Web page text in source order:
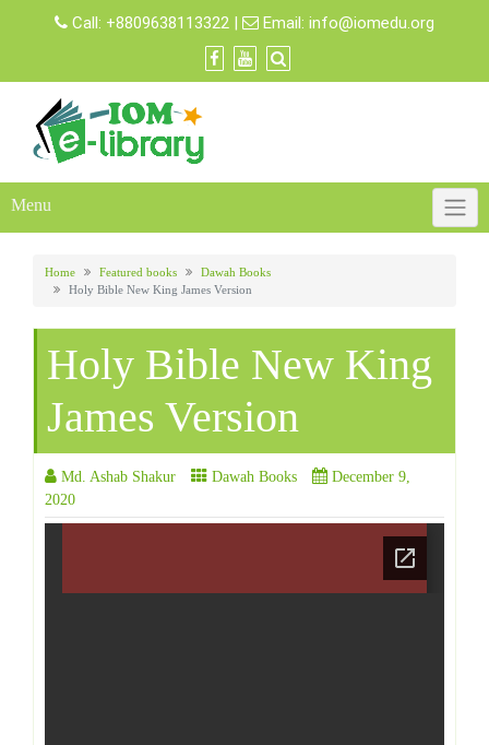
Call: +8809638113322 | Email: info@iomedu.org
Menu
Home Featured books
Dawah Books
Holy Bible New King James Version
Holy Bible New King
James Version
Md. Ashab Shakur Dawah Books
December 9,
2020